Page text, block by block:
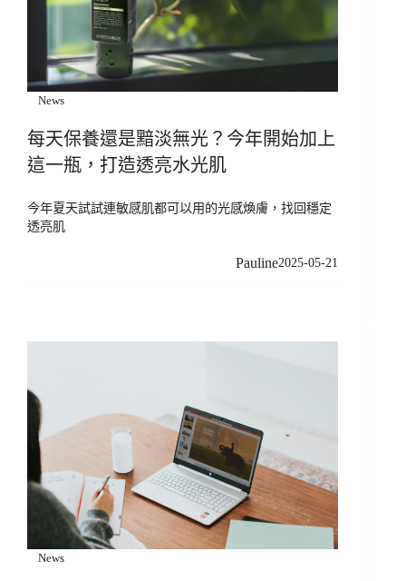
News
每天保養還是黯淡無光？今年開始加上
這一瓶，打造透亮水光肌
今年夏天試試連敏感肌都可以用的光感煥膚，找回穩定
透亮肌
Pauline2025-05-21
News